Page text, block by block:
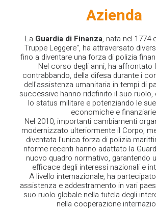
Azienda
La Guardia di Finanza, nata nel 1774
Truppe Leggere", ha attraversato
fino a diventare una forza di polizia
Nel corso degli anni, ha affrontato
contrabbando, della difesa durante i
dell'assistenza umanitaria in tempi di
successive hanno ridefinito il suo
lo status militare e potenziando le
economiche e
Nel 2010, importanti cambiamenti
modernizzato ulteriormente il Corpo,
diventata l'unica forza di polizia
riforme recenti hanno adattato la
nuovo quadro normativo, garantendo
efficace degli interessi nazionali e
A livello internazionale, ha
assistenza e addestramento in vari
suo ruolo globale nella tutela degli
nella cooperazione